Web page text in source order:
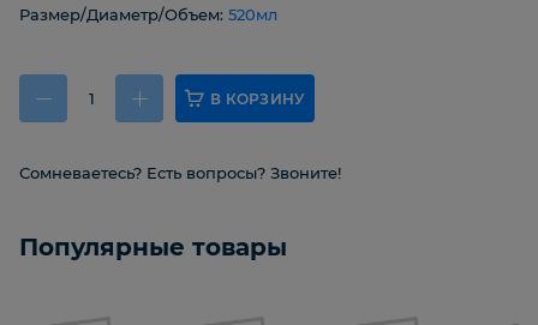
Размер/Диаметр/Объем: 520мл
В КОРЗИНУ
Сомневаетесь? Есть вопросы? Звоните!
Популярные товары